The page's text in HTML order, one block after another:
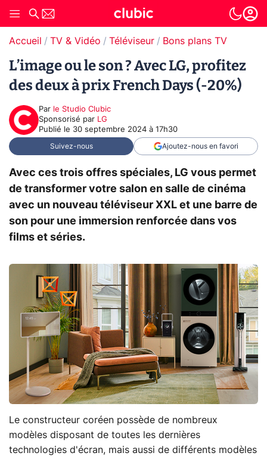
Accueil TV & Vidéo Téléviseur Bons plans TV
L’image ou le son ? Avec LG, profitez
des deux à prix French Days (-20%)
Par le Studio Clubic
sponsorisé par LG
Publié le 30 septembre 2024 à 17h30
Suivez-nous Ajoutez-nous en favori
Avec ces trois offres spéciales, LG vous permet
de transformer votre salon en salle de cinéma
avec un nouveau téléviseur XXL et une barre de
son pour une immersion renforcée dans vos
films et séries.
Le constructeur coréen possède de nombreux
modèles disposant de toutes les dernières
technologies d'écran, mais aussi de différents modèles